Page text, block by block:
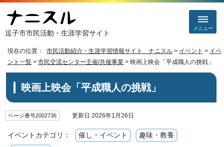
逗子市市民活動・生涯学習サイト
メニュー
現在の位置： 市民活動紹介・生涯学習情報サイト ナニスル > イベント > イベ
ント一覧 > 市民交流センター主催/共催事業 > 映画上映会「平成職人の挑戦」
映画上映会「平成職人の挑戦」
ページ番号2002736 更新日 2026年1月26日
イベントカテゴリ： 催し・イベント 趣味・教養